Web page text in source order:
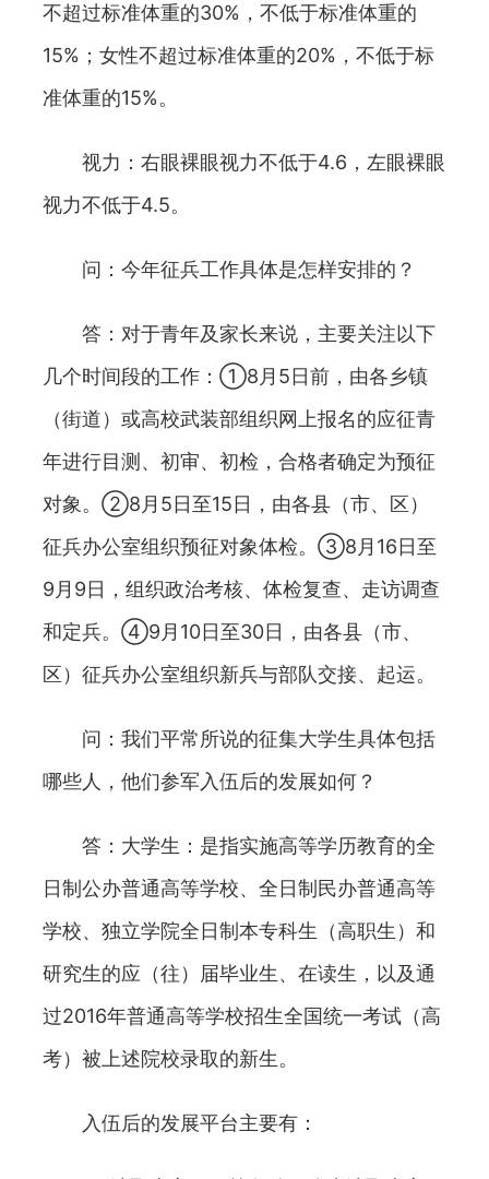
不超过标准体重的30%，不低于标准体重的
15%；女性不超过标准体重的20%，不低于标
准体重的15%。
视力：右眼裸眼视力不低于4.6，左眼裸眼
视力不低于4.5。
问：今年征兵工作具体是怎样安排的？
答：对于青年及家长来说，主要关注以下
几个时间段的工作：①8月5日前，由各乡镇
（街道）或高校武装部组织网上报名的应征青
年进行目测、初审、初检，合格者确定为预征
对象。②8月5日至15日，由各县（市、区）
征兵办公室组织预征对象体检。③8月16日至
9月9日，组织政治考核、体检复查、走访调查
和定兵。④9月10日至30日，由各县（市、
区）征兵办公室组织新兵与部队交接、起运。
问：我们平常所说的征集大学生具体包括
哪些人，他们参军入伍后的发展如何？
答：大学生：是指实施高等学历教育的全
日制公办普通高等学校、全日制民办普通高等
学校、独立学院全日制本专科生（高职生）和
研究生的应（往）届毕业生、在读生，以及通
过2016年普通高等学校招生全国统一考试（高
考）被上述院校录取的新生。
入伍后的发展平台主要有：